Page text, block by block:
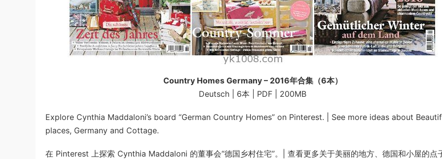
Country Homes Germany – 2016年合集（6本）
Deutsch | 6本 | PDF | 200MB
Explore Cynthia Maddaloni’s board “German Country Homes” on Pinterest. | See more ideas about
places, Germany and Cottage.
在 Pinterest 上探索 Cynthia Maddaloni 的董事会“德国乡村住宅”。| 查看更多关于美丽的地方、德国和小屋的点